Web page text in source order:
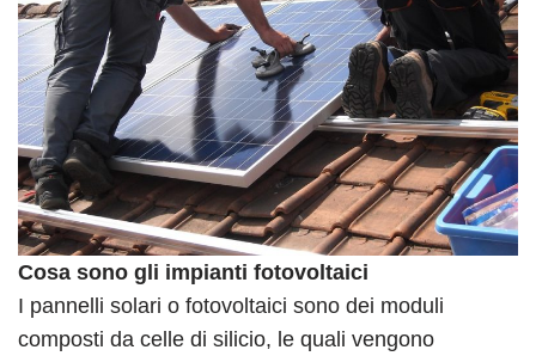
Cosa sono gli impianti fotovoltaici
I pannelli solari o fotovoltaici sono dei moduli
composti da celle di silicio, le quali vengono